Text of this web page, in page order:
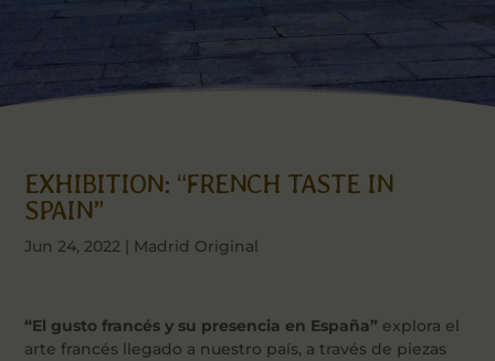
EXHIBITION: “FRENCH TASTE IN
SPAIN”
Jun 24, 2022 | Madrid Original
“El gusto francés y su presencia en España” explora el
arte francés llegado a nuestro país, a través de piezas